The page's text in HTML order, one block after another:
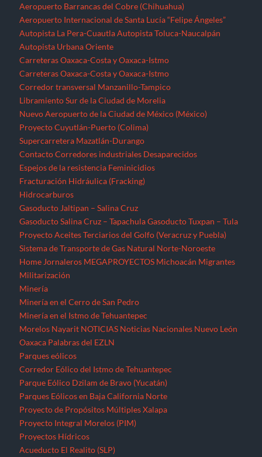
Aeropuerto Barrancas del Cobre (Chihuahua)
Aeropuerto Internacional de Santa Lucía “Felipe Ángeles”
Autopista La Pera-Cuautla Autopista Toluca-Naucalpán
Autopista Urbana Oriente
Carreteras Oaxaca-Costa y Oaxaca-Istmo
Carreteras Oaxaca-Costa y Oaxaca-Istmo
Corredor transversal Manzanillo-Tampico
Libramiento Sur de la Ciudad de Morelia
Nuevo Aeropuerto de la Ciudad de México (México)
Proyecto Cuyutlán-Puerto (Colima)
Supercarretera Mazatlán-Durango
Contacto Corredores industriales Desaparecidos
Espejos de la resistencia Feminicidios
Fracturación Hidráulica (Fracking)
Hidrocarburos
Gasoducto Jaltipan – Salina Cruz
Gasoducto Salina Cruz – Tapachula Gasoducto Tuxpan – Tula
Proyecto Aceites Terciarios del Golfo (Veracruz y Puebla)
Sistema de Transporte de Gas Natural Norte-Noroeste
Home Jornaleros MEGAPROYECTOS Michoacán Migrantes
Militarización
Minería
Minería en el Cerro de San Pedro
Minería en el Istmo de Tehuantepec
Morelos Nayarit NOTICIAS Noticias Nacionales Nuevo León
Oaxaca Palabras del EZLN
Parques eólicos
Corredor Eólico del Istmo de Tehuantepec
Parque Eólico Dzilam de Bravo (Yucatán)
Parques Eólicos en Baja California Norte
Proyecto de Propósitos Múltiples Xalapa
Proyecto Integral Morelos (PIM)
Proyectos Hídricos
Acueducto El Realito (SLP)